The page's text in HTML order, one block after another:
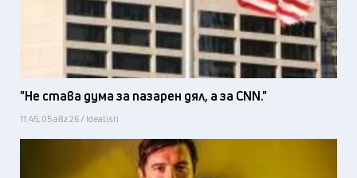
"Не става дума за пазарен дял, а за CNN."
11:45, 05 авг 26 / Idealisti